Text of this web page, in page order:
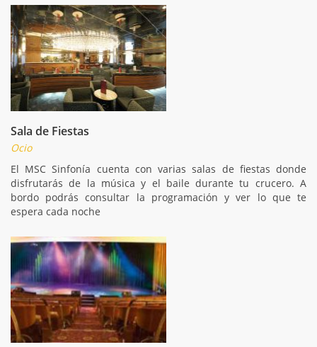
Sala de Fiestas
Ocio
El MSC Sinfonía cuenta con varias salas de fiestas donde
disfrutarás de la música y el baile durante tu crucero. A
bordo podrás consultar la programación y ver lo que te
espera cada noche